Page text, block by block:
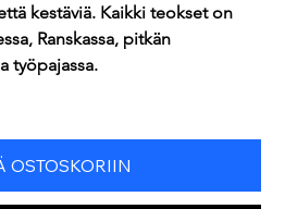
kestäviä. Kaikki teokset on
Ranskassa, pitkän
työpajassa.
OSTOSKORIIN